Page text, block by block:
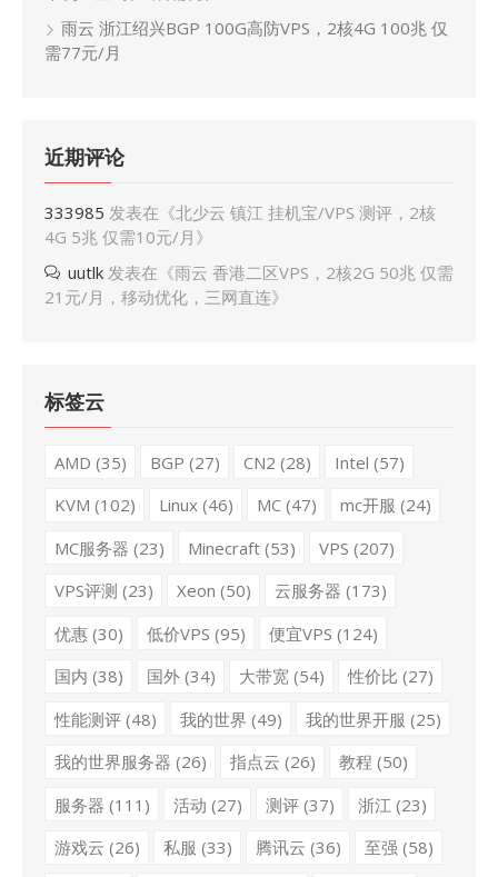
雨云 浙江绍兴BGP 100G高防VPS，2核4G 100兆 仅
需77元/月
近期评论
333985 发表在《北少云 镇江 挂机宝/VPS 测评，2核
4G 5兆 仅需10元/月 》
uutlk 发表在《雨云 香港二区VPS，2核2G 50兆 仅需
21元/月，移动优化，三网直连》
标签云
AMD (35) BGP (27) CN2 (28) Intel (57)
KVM (102) Linux(46) MC(47) mc开服 (24)
MC服务器 (23) Minecraft(53) VPS (207)
VPS评测 (23) Xeon (50) 云服务器 (173)
优惠(30) 低价VPS (95) 便宜VPS (124)
国内 (38) 国外(34) 大带宽(54) 性价比 (27)
性能测评(48) 我的世界 (49) 我的世界开服 (25)
我的世界服务器 (26) 指点云 (26) 教程 (50)
服务器 (111) 活动 (27) 测评(37) 浙江 (23)
游戏云 (26) 私服 (33) 腾讯云 (36) 至强 (58)